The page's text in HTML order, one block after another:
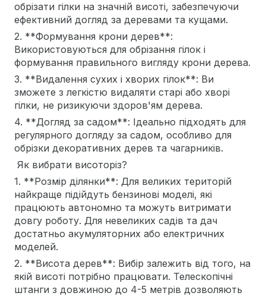
обрізати гілки на значній висоті, забезпечуючи
ефективний догляд за деревами та кущами.
2. **Формування крони дерев**:
Використовуються для обрізання гілок і
формування правильного вигляду крони дерева.
3. **Видалення сухих і хворих гілок**: Ви
зможете з легкістю видаляти старі або хворі
гілки, не ризикуючи здоров'ям дерева.
4. **Догляд за садом**: Ідеально підходять для
регулярного догляду за садом, особливо для
обрізки декоративних дерев та чагарників.
Як вибрати висоторіз?
1. **Розмір ділянки**: Для великих територій
найкраще підійдуть бензинові моделі, які
працюють автономно та можуть витримати
довгу роботу. Для невеликих садів та дач
достатньо акумуляторних або електричних
моделей.
2. **Висота дерев**: Вибір залежить від того, на
якій висоті потрібно працювати. Телескопічні
штанги з довжиною до 4-5 метрів дозволяють